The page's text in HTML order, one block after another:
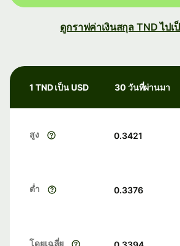
ดูกราฟค่าเงินสกุล TND ไปเ
1 TND เป็น USD 30 วันที่ผ่านมา
สูง 0.3421
ต่ำ 0.3376
โดยเฉลี่ย